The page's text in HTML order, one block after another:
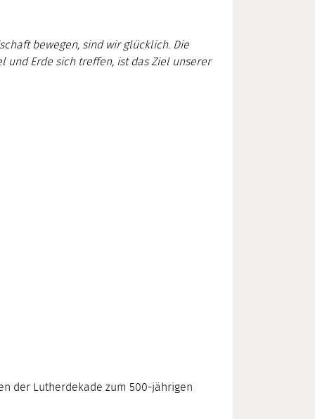
bewegen, sind wir glücklich. Die
und Erde sich treffen, ist das Ziel unserer
der Lutherdekade zum 500-jährigen